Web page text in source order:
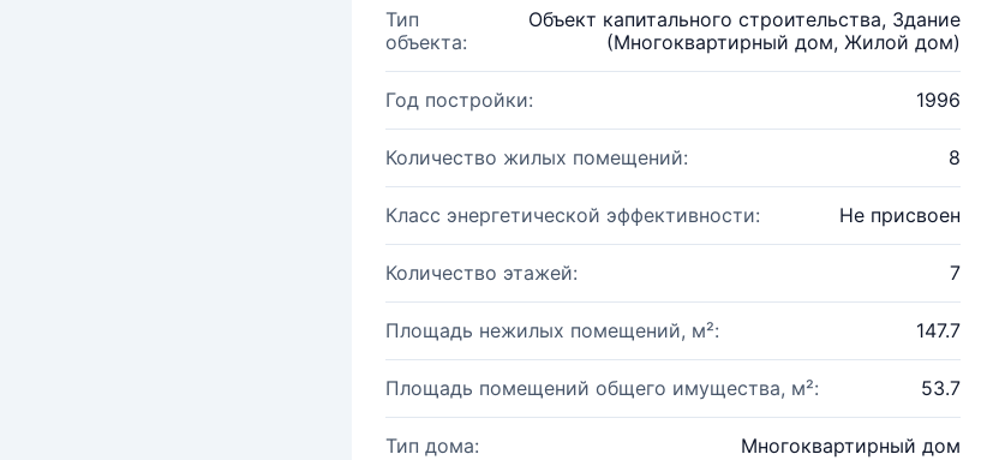
Тип
объекта:
Объект капитального строительства, Здание
(Многоквартирный дом, Жилой дом)
Год постройки: 1996
Количество жилых помещений: 8
Класс энергетической эффективности: Не присвоен
Количество этажей: 7
Площадь нежилых помещений, м²: 147.7
Площадь помещений общего имущества, м²: 53.7
Тип дома: Многоквартирный дом